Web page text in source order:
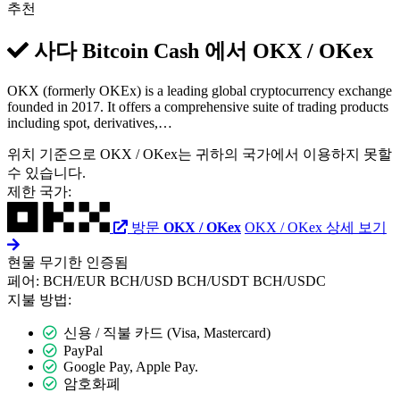
추천
사다 Bitcoin Cash 에서 OKX / OKex
OKX (formerly OKEx) is a leading global cryptocurrency exchange
founded in 2017. It offers a comprehensive suite of trading products
including spot, derivatives,…
위치 기준으로 OKX / OKex는 귀하의 국가에서 이용하지 못할
수 있습니다.
제한 국가:
방문 OKX / OKex OKX / OKex 상세 보기
현물 무기한 인증됨
페어: BCH/EUR BCH/USD BCH/USDT BCH/USDC
지불 방법:
신용 / 직불 카드 (Visa, Mastercard)
PayPal
Google Pay, Apple Pay.
암호화폐